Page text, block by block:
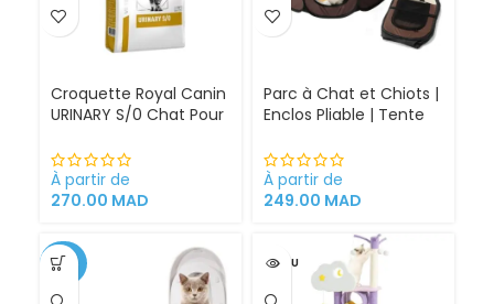
Croquette Royal Canin
URINARY S/0 Chat Pour
Cystite régime
médicalisé
À partir de
270.00 MAD
Parc à Chat et Chiots |
Enclos Pliable | Tente
et extérieur
À partir de
249.00 MAD
-34% VENDU